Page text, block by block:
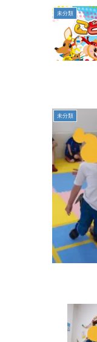
未分類
未分類